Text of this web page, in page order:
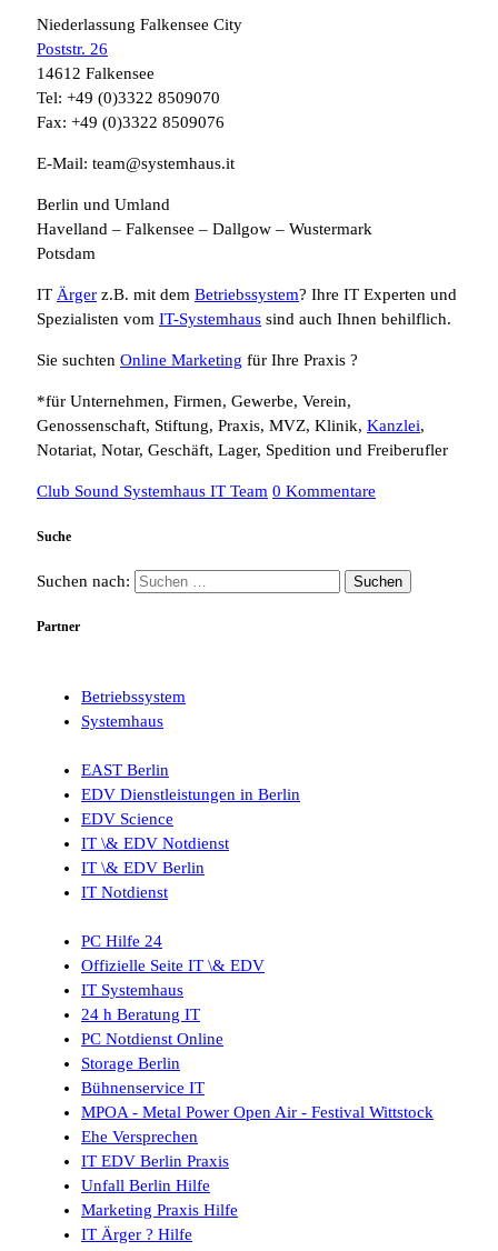
Niederlassung Falkensee City
Poststr. 26
14612 Falkensee
Tel: +49 (0)3322 8509070
Fax: +49 (0)3322 8509076
E-Mail: team@systemhaus.it
Berlin und Umland
Havelland – Falkensee – Dallgow – Wustermark
Potsdam
IT Ärger z.B. mit dem Betriebssystem? Ihre IT Experten und
Spezialisten vom IT-Systemhaus sind auch Ihnen behilflich.
Sie suchten Online Marketing für Ihre Praxis ?
*für Unternehmen, Firmen, Gewerbe, Verein,
Genossenschaft, Stiftung, Praxis, MVZ, Klinik, Kanzlei,
Notariat, Notar, Geschäft, Lager, Spedition und Freiberufler
Club Sound Systemhaus IT Team 0 Kommentare
Suche
Suchen nach:
Partner
Betriebssystem
Systemhaus
EAST Berlin
EDV Dienstleistungen in Berlin
EDV Science
IT \& EDV Notdienst
IT \& EDV Berlin
IT Notdienst
PC Hilfe 24
Offizielle Seite IT \& EDV
IT Systemhaus
24 h Beratung IT
PC Notdienst Online
Storage Berlin
Bühnenservice IT
MPOA - Metal Power Open Air - Festival Wittstock
Ehe Versprechen
IT EDV Berlin Praxis
Unfall Berlin Hilfe
Marketing Praxis Hilfe
IT Ärger ? Hilfe